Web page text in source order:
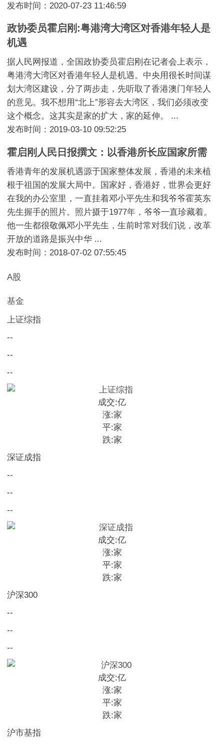
发布时间：2020-07-23 11:46:59
政协委员霍启刚:粤港湾大湾区对香港年轻人是
机遇
据人民网报道，全国政协委员霍启刚在记者会上表示，
粤港湾大湾区对香港年轻人是机遇。中央用很长时间谋
划大湾区建设，分了两步走，先听取了香港澳门年轻人
的意见。我不想用“北上”形容去大湾区，我们必须改变
这个概念。这其实是家的扩大，家的延伸。 ...
发布时间：2019-03-10 09:52:25
霍启刚人民日报撰文：以香港所长应国家所需
香港青年的发展机遇源于国家整体发展，香港的未来植
根于祖国的发展大局中。国家好，香港好，世界会更好
在我的办公室里，一直挂着邓小平先生和我爷爷霍英东
先生握手的照片。照片摄于1977年，爷爷一直珍藏着。
他一生都很敬佩邓小平先生，生前时常对我们说，改革
开放的道路是振兴中华 ...
发布时间：2018-07-02 07:55:45
A股
基金
上证综指
--
--
--
成交:亿
涨:家
平:家
跌:家
深证成指
--
--
--
成交:亿
涨:家
平:家
跌:家
沪深300
--
--
--
成交:亿
涨:家
平:家
跌:家
沪市基指